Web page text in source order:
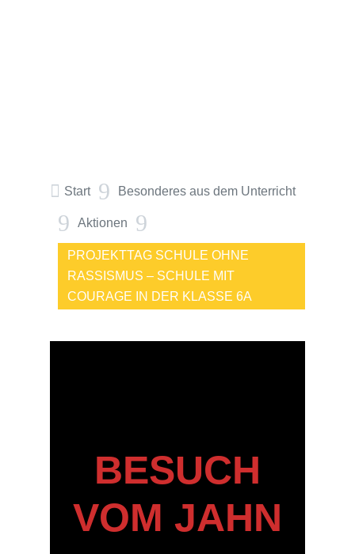
 Start 9 Besonderes aus dem Unterricht
9 Aktionen 9
PROJEKTTAG SCHULE OHNE
RASSISMUS – SCHULE MIT
COURAGE IN DER KLASSE 6A
BESUCH
VOM JAHN